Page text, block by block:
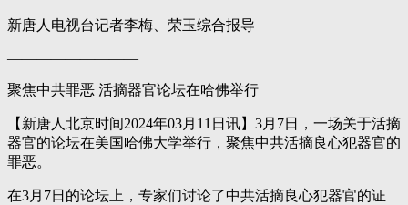
新唐人电视台记者李梅、荣玉综合报导
—————————
聚焦中共罪恶 活摘器官论坛在哈佛举行
【新唐人北京时间2024年03月11日讯】3月7日，一场关于活摘
器官的论坛在美国哈佛大学举行，聚焦中共活摘良心犯器官的
罪恶。
在3月7日的论坛上，专家们讨论了中共活摘良心犯器官的证